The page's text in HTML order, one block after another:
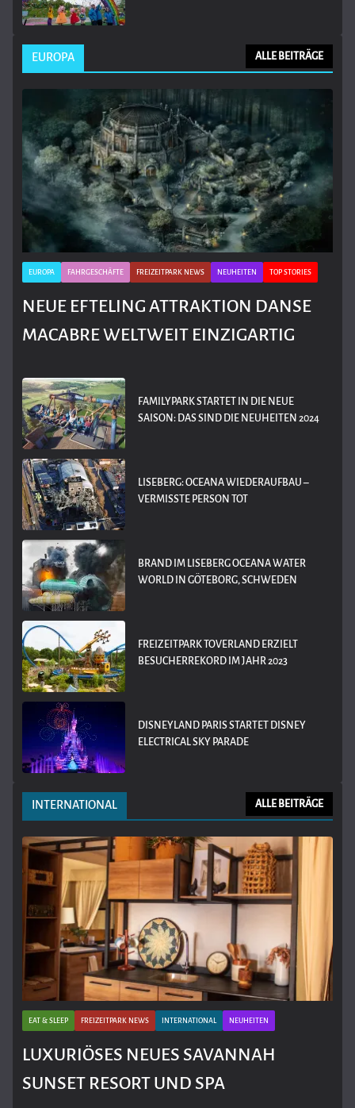
EUROPA ALLE BEITRÄGE
EUROPA FAHRGESCHÄFTE FREIZEITPARK NEWS NEUHEITEN TOP STORIES
NEUE EFTELING ATTRAKTION DANSE
MACABRE WELTWEIT EINZIGARTIG
FAMILYPARK STARTET IN DIE NEUE
SAISON: DAS SIND DIE NEUHEITEN 2024
LISEBERG: OCEANA WIEDERAUFBAU –
VERMISSTE PERSON TOT
BRAND IM LISEBERG OCEANA WATER
WORLD IN GÖTEBORG, SCHWEDEN
FREIZEITPARK TOVERLAND ERZIELT
BESUCHERREKORD IM JAHR 2023
DISNEYLAND PARIS STARTET DISNEY
ELECTRICAL SKY PARADE
INTERNATIONAL ALLE BEITRÄGE
EAT & SLEEP FREIZEITPARK NEWS INTERNATIONAL NEUHEITEN
LUXURIÖSES NEUES SAVANNAH
SUNSET RESORT UND SPA